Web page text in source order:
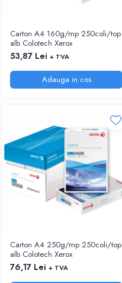
Carton A4 160g/mp 250coli/top
alb Colotech Xerox
53,87 Lei + TVA
Adauga in cos
Carton A4 250g/mp 250coli/top
alb Colotech Xerox
76,17 Lei + TVA